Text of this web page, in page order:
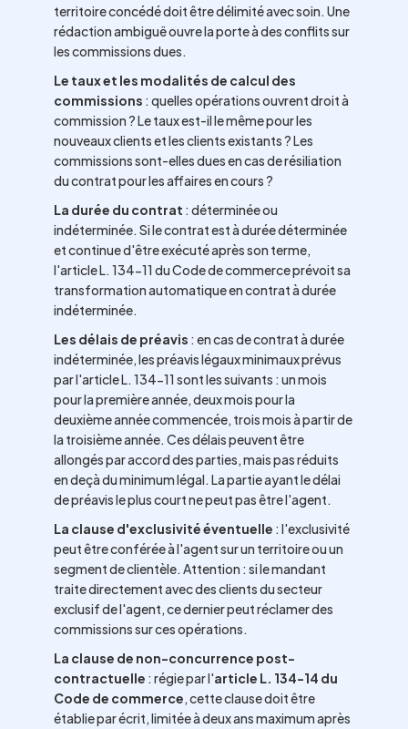
territoire concédé doit être délimité avec soin. Une
rédaction ambiguë ouvre la porte à des conflits sur
les commissions dues.
Le taux et les modalités de calcul des
commissions : quelles opérations ouvrent droit à
commission ? Le taux est-il le même pour les
nouveaux clients et les clients existants ? Les
commissions sont-elles dues en cas de résiliation
du contrat pour les affaires en cours ?
La durée du contrat : déterminée ou
indéterminée. Si le contrat est à durée déterminée
et continue d'être exécuté après son terme,
l'article L. 134-11 du Code de commerce prévoit sa
transformation automatique en contrat à durée
indéterminée.
Les délais de préavis : en cas de contrat à durée
indéterminée, les préavis légaux minimaux prévus
par l'article L. 134-11 sont les suivants : un mois
pour la première année, deux mois pour la
deuxième année commencée, trois mois à partir de
la troisième année. Ces délais peuvent être
allongés par accord des parties, mais pas réduits
en deçà du minimum légal. La partie ayant le délai
de préavis le plus court ne peut pas être l'agent.
La clause d'exclusivité éventuelle : l'exclusivité
peut être conférée à l'agent sur un territoire ou un
segment de clientèle. Attention : si le mandant
traite directement avec des clients du secteur
exclusif de l'agent, ce dernier peut réclamer des
commissions sur ces opérations.
La clause de non-concurrence post-
contractuelle : régie par l'article L. 134-14 du
Code de commerce, cette clause doit être
établie par écrit, limitée à deux ans maximum après